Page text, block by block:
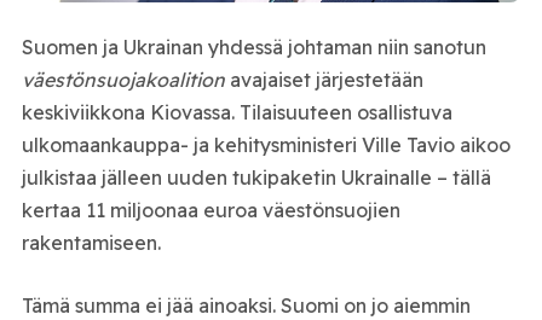
Suomen ja Ukrainan yhdessä johtaman niin sanotun
väestönsuojakoalitionavajaiset järjestetään
keskiviikkona Kiovassa. Tilaisuuteen osallistuva
ulkomaankauppa- ja kehitysministeri Ville Tavio aikoo
julkistaa jälleen uuden tukipaketin Ukrainalle – tällä
kertaa 11 miljoonaa euroa väestönsuojien
rakentamiseen.
Tämä summa ei jää ainoaksi. Suomi on jo aiemmin